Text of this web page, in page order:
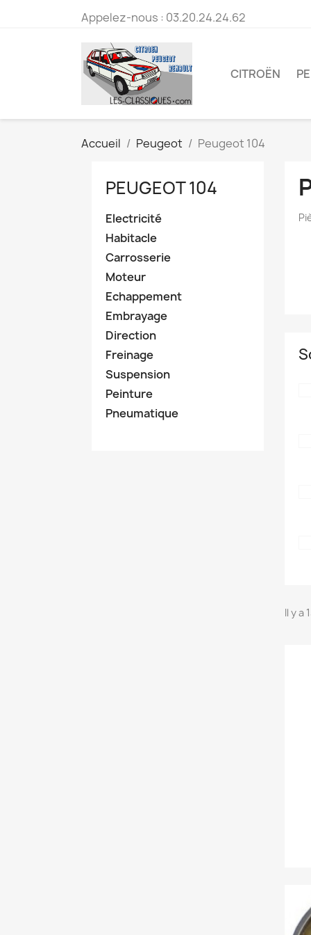
Appelez-nous : 03.20.24.24.62
CITROËN
Accueil Peugeot Peugeot 104
PEUGEOT 104
Electricité
Habitacle
Carrosserie
Moteur
Echappement
Embrayage
Direction
Freinage
Suspension
Peinture
Pneumatique
Il y a